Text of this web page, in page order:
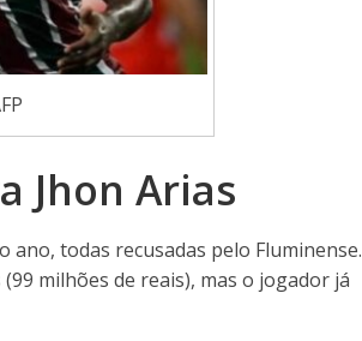
Jhon Arias
todas recusadas pelo Fluminense.
milhões de reais), mas o jogador já